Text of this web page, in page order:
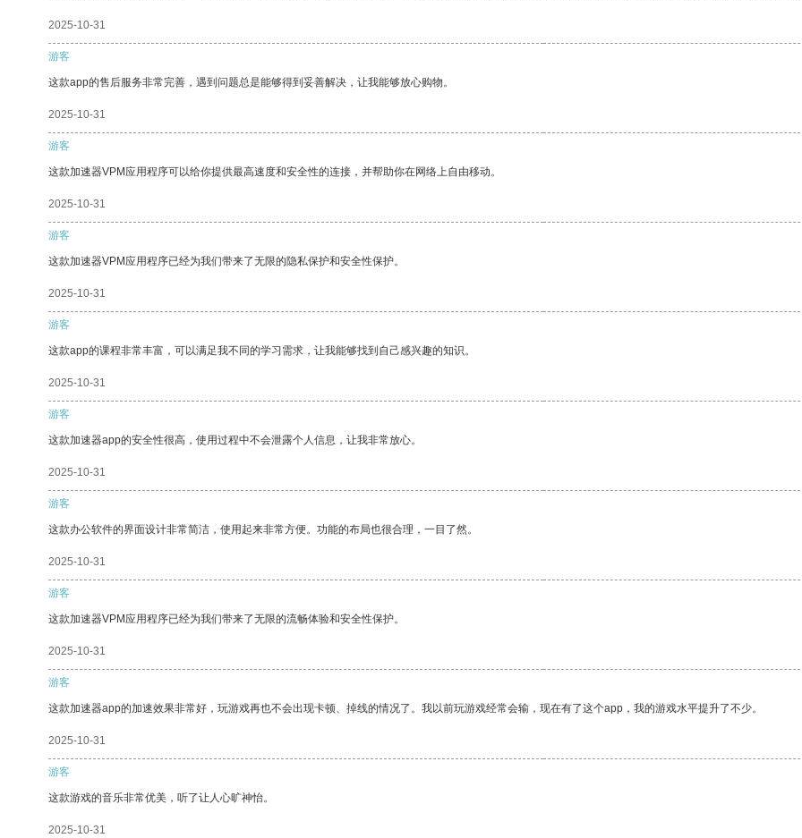
2025-10-31
游客
这款app的售后服务非常完善，遇到问题总是能够得到妥善解决，让我能够放心购物。
2025-10-31
游客
这款加速器VPM应用程序可以给你提供最高速度和安全性的连接，并帮助你在网络上自由移动。
2025-10-31
游客
这款加速器VPM应用程序已经为我们带来了无限的隐私保护和安全性保护。
2025-10-31
游客
这款app的课程非常丰富，可以满足我不同的学习需求，让我能够找到自己感兴趣的知识。
2025-10-31
游客
这款加速器app的安全性很高，使用过程中不会泄露个人信息，让我非常放心。
2025-10-31
游客
这款办公软件的界面设计非常简洁，使用起来非常方便。功能的布局也很合理，一目了然。
2025-10-31
游客
这款加速器VPM应用程序已经为我们带来了无限的流畅体验和安全性保护。
2025-10-31
游客
这款加速器app的加速效果非常好，玩游戏再也不会出现卡顿、掉线的情况了。我以前玩游戏经常会输，现在有了这个app，我的游戏水平提升了不少。
2025-10-31
游客
这款游戏的音乐非常优美，听了让人心旷神怡。
2025-10-31